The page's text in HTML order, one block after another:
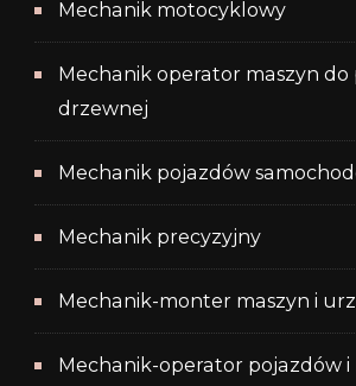
Mechanik motocyklowy
Mechanik operator maszyn
drzewnej
Mechanik pojazdów
Mechanik precyzyjny
Mechanik-monter maszyn i
Mechanik-operator pojazdów i